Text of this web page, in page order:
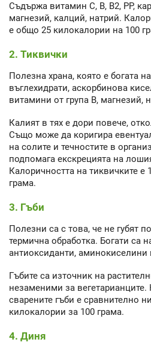
Съдържа витамин С, В, В2, РР,
магнезий, калций, натрий.
е общо 25 килокалории на 100
2. Тиквички
Полезна храна, която е богата
въглехидрати, аскорбинова
витамини от група В, магнезий,
Калият в тях е дори повече,
Също може да коригира
на солите и течностите в
подпомага екскрецията на
Калоричността на тиквичките е
грама.
3. Гъби
Полезни са с това, че не губят
термична обработка. Богати са
антиоксиданти,
Гъбите са източник на
незаменими за вегетарианците.
сварените гъби е сравнително
килокалории за 100 грама.
4. Диня